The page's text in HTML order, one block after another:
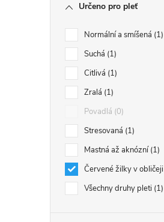
Určeno pro pleť
Normální a smíšená 1
Suchá 1
Citlivá 1
Zralá 1
Povadlá 0
Stresovaná 1
Mastná až aknózní 1
Červené žilky v obličeji
Všechny druhy pleti 1